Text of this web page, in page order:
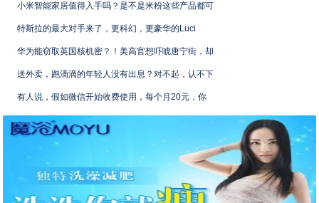
小米智能家居值得入手吗？是不是米粉这些产品都可
特斯拉的最大对手来了，更科幻，更豪华的Luci
华为能窃取英国核机密？！美高官想吓唬唐宁街，却
送外卖，跑滴滴的年轻人没有出息？对不起，认不下
有人说，假如微信开始收费使用，每个月20元，你